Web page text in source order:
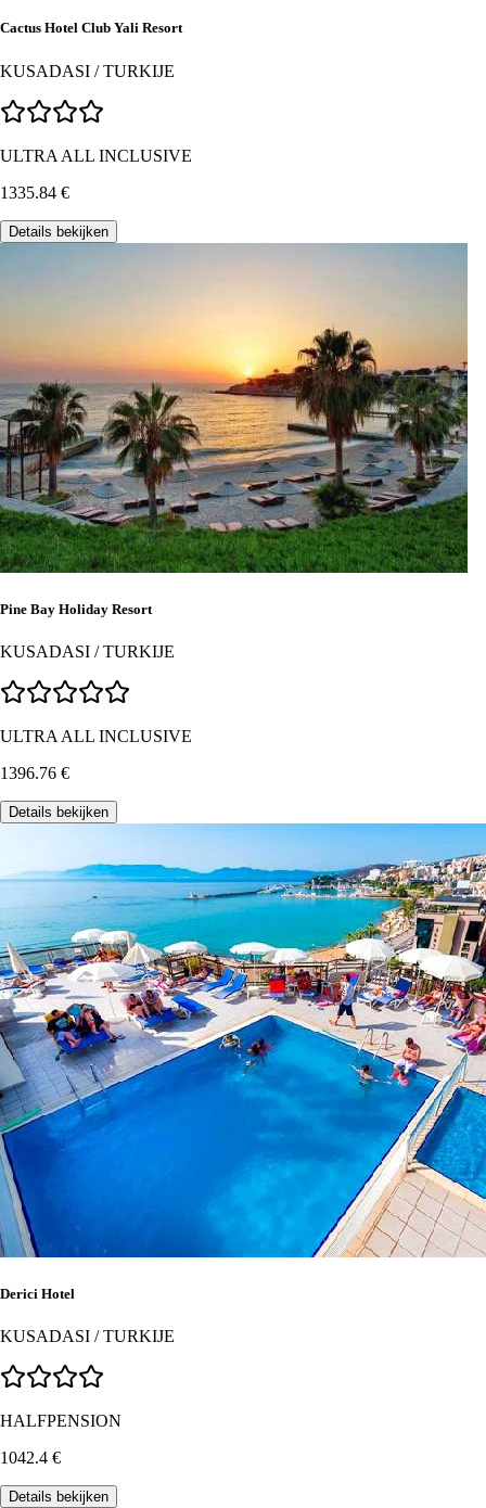
Cactus Hotel Club Yali Resort
KUSADASI /TURKIJE
ULTRA ALL INCLUSIVE
1335.84 €
Details bekijken
Pine Bay Holiday Resort
KUSADASI /TURKIJE
ULTRA ALL INCLUSIVE
1396.76 €
Details bekijken
Derici Hotel
KUSADASI /TURKIJE
HALFPENSION
1042.4 €
Details bekijken